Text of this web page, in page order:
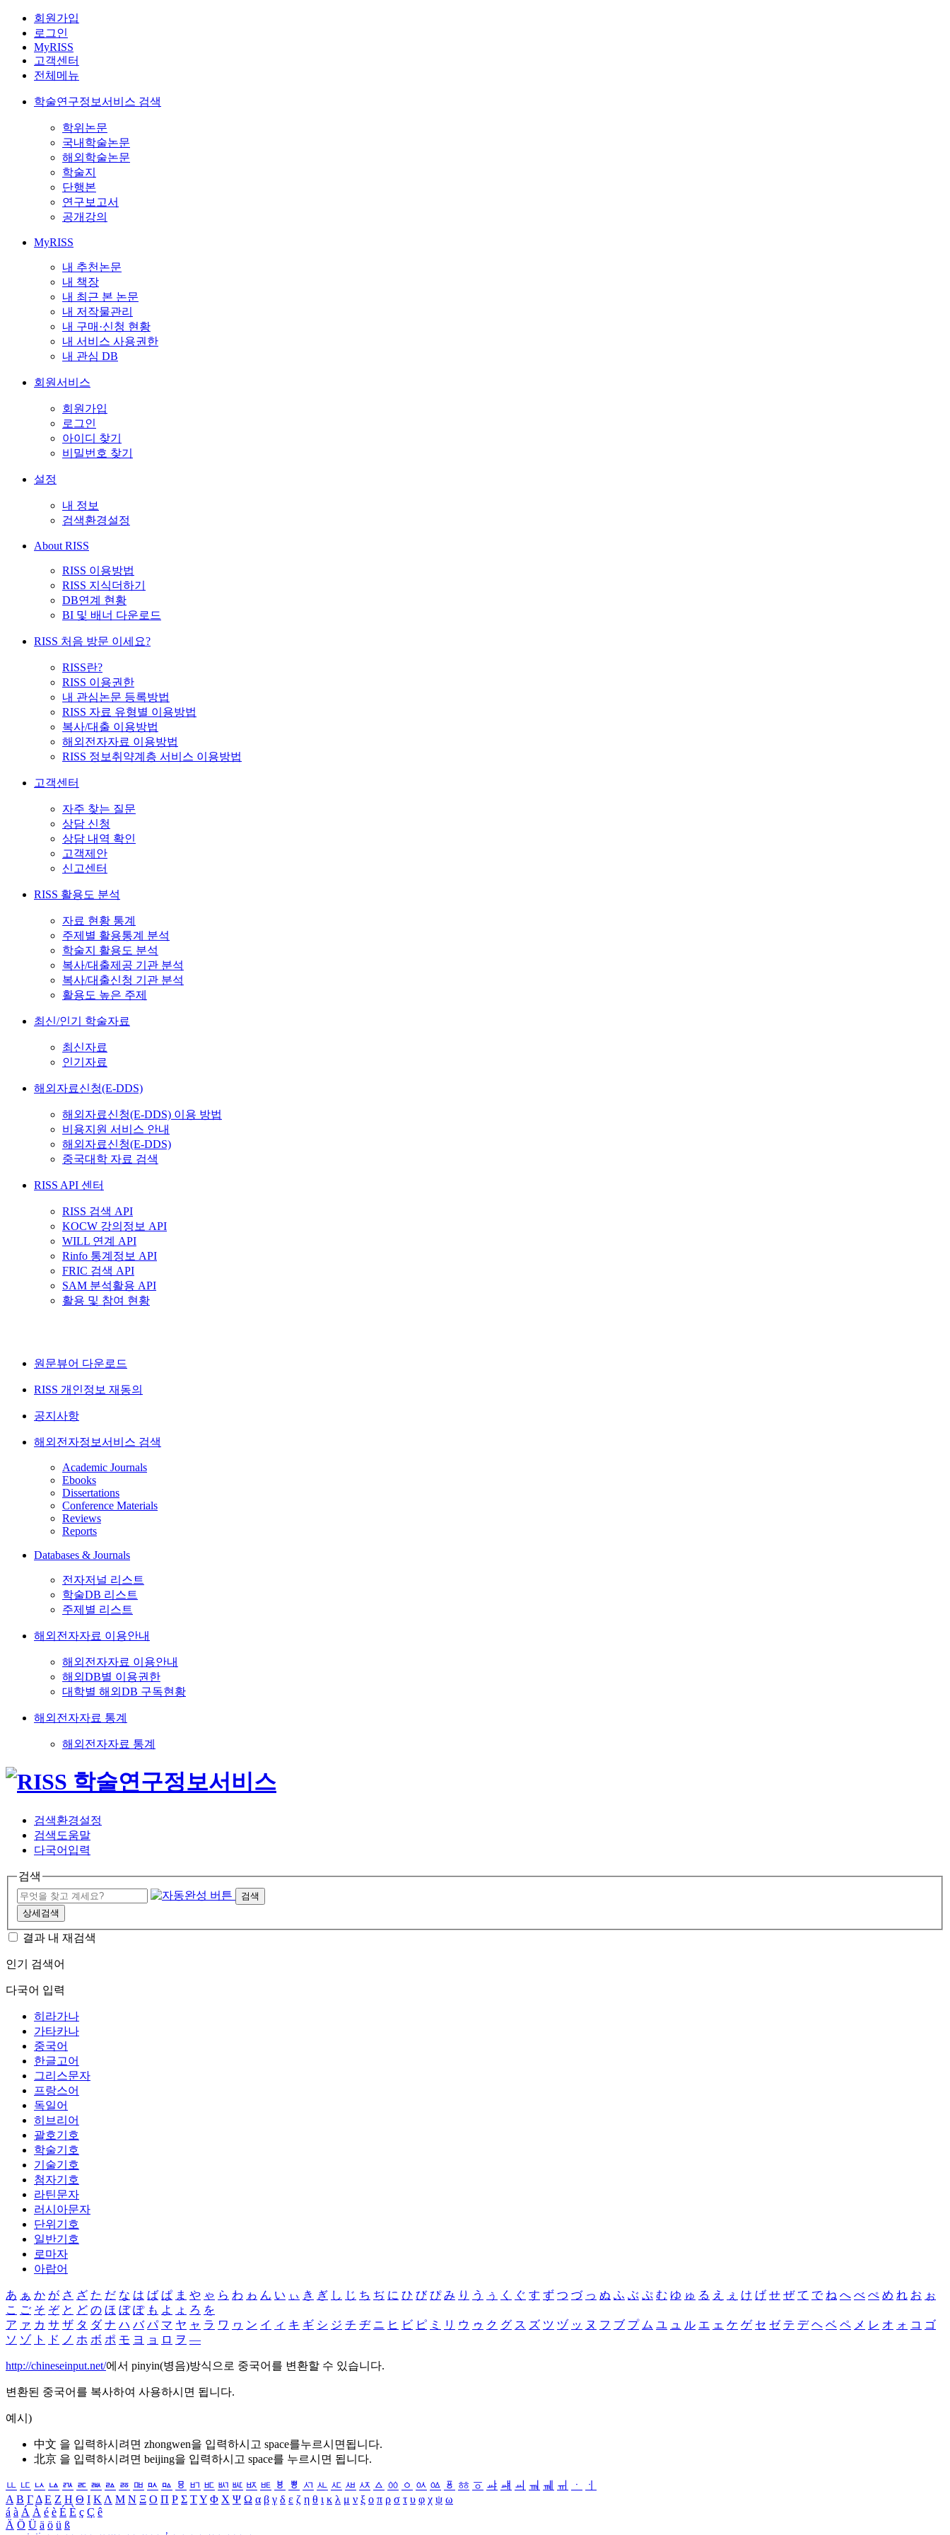
회원가입
로그인
MyRISS
고객센터
전체메뉴
학술연구정보서비스 검색
학위논문
국내학술논문
해외학술논문
학술지
단행본
연구보고서
공개강의
MyRISS
내 추천논문
내 책장
내 최근 본 논문
내 저작물관리
내 구매·신청 현황
내 서비스 사용권한
내 관심 DB
회원서비스
회원가입
로그인
아이디 찾기
비밀번호 찾기
설정
내 정보
검색환경설정
About RISS
RISS 이용방법
RISS 지식더하기
DB연계 현황
BI 및 배너 다운로드
RISS 처음 방문 이세요?
RISS란?
RISS 이용권한
내 관심논문 등록방법
RISS 자료 유형별 이용방법
복사/대출 이용방법
해외전자자료 이용방법
RISS 정보취약계층 서비스 이용방법
고객센터
자주 찾는 질문
상담 신청
상담 내역 확인
고객제안
신고센터
RISS 활용도 분석
자료 현황 통계
주제별 활용통계 분석
학술지 활용도 분석
복사/대출제공 기관 분석
복사/대출신청 기관 분석
활용도 높은 주제
최신/인기 학술자료
최신자료
인기자료
해외자료신청(E-DDS)
해외자료신청(E-DDS) 이용 방법
비용지원 서비스 안내
해외자료신청(E-DDS)
중국대학 자료 검색
RISS API 센터
RISS 검색 API
KOCW 강의정보 API
WILL 연계 API
Rinfo 통계정보 API
FRIC 검색 API
SAM 분석활용 API
활용 및 참여 현황
원문뷰어 다운로드
RISS 개인정보 재동의
공지사항
해외전자정보서비스 검색
Academic Journals
Ebooks
Dissertations
Conference Materials
Reviews
Reports
Databases & Journals
전자저널 리스트
학술DB 리스트
주제별 리스트
해외전자자료 이용안내
해외전자자료 이용안내
해외DB별 이용권한
대학별 해외DB 구독현황
해외전자자료 통계
해외전자자료 통계
검색환경설정
검색도움말
다국어입력
검색
검색
상세검색
결과 내 재검색
인기 검색어
다국어 입력
히라가나
가타카나
중국어
한글고어
그리스문자
프랑스어
독일어
히브리어
괄호기호
학술기호
기술기호
첨자기호
라틴문자
러시아문자
단위기호
일반기호
로마자
아랍어
あ ぁ か が さ ざ た だ な は ば ぱ ま や ゃ ら わ ゎ ん い ぃ き ぎ し じ ち ぢ に ひ び ぴ み り う ぅ く ぐ す ず つ づ っ ぬ ふ ぶ ぷ む ゆ ゅ る え ぇ け げ せ ぜ て で ね へ べ ぺ め れ お ぉ
こ ご そ ぞ と ど の ほ ぼ ぽ も よ ょ ろ を
ア ァ カ サ ザ タ ダ ナ ハ バ パ マ ヤ ャ ラ ワ ヮ ン イ ィ キ ギ シ ジ チ ヂ ニ ヒ ビ ピ ミ リ ウ ゥ ク グ ス ズ ツ ヅ ッ ヌ フ ブ プ ム ユ ュ ル エ ェ ケ ゲ セ ゼ テ デ ヘ ベ ペ メ レ オ ォ コ ゴ
ソ ゾ ト ド ノ ホ ボ ポ モ ヨ ョ ロ ヲ ―
http://chineseinput.net/에서 pinyin(병음)방식으로 중국어를 변환할 수 있습니다.
변환된 중국어를 복사하여 사용하시면 됩니다.
예시)
中文 을 입력하시려면 zhongwen을 입력하시고 space를누르시면됩니다.
北京 을 입력하시려면 beijing을 입력하시고 space를 누르시면 됩니다.
ㅥ ㅦ ㅧ ㅨ ㅩ ㅪ ㅫ ㅬ ㅭ ㅮ ㅯ ㅰ ㅱ ㅲ ㅳ ㅴ ㅵ ㅶ ㅷ ㅸ ㅹ ㅺ ㅻ ㅼ ㅽ ㅾ ㅿ ㆀ ㆁ ㆂ ㆃ ㆄ ㆅ ㆆ ㆇ ㆈ ㆉ ㆊ ㆋ ㆌ ㆍ
ㆎ
Α Β ΓΔ Ε Ζ Η Θ Ι ΚΛ Μ Ν Ξ Ο Π Ρ Σ ΤΥ Φ Χ Ψ Ω α β γ δ ε ζ η θ ι κ λ μ ν ξ ο π ρ σ τ υ φ χ ψ ω
á à Á À é è É È ç Ç ê
Ä Ö Ü ä ö ü ß